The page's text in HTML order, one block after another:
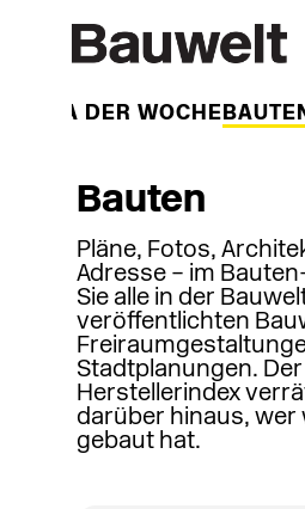
THEMA DER WOCHE
Bauten
Pläne, Fotos,
Adresse – im
Sie alle in der
veröffentlichten
Stadtplanungen. Der
Herstellerindex
darüber hinaus, wer
gebaut hat.